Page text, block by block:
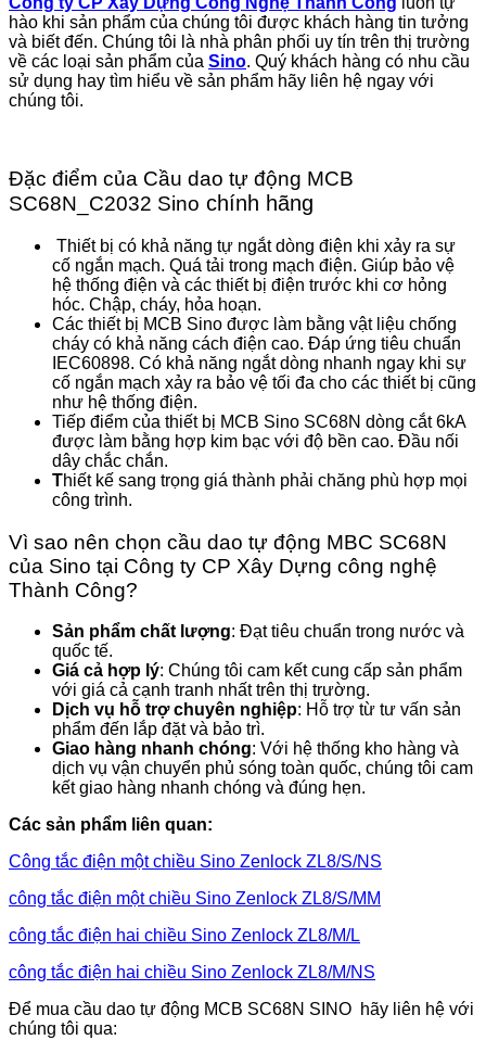
hào khi sản phẩm của chúng tôi được khách hàng tin tưởng
và biết đến. Chúng tôi là nhà phân phối uy tín trên thị trường
về các loại sản phẩm của Sino. Quý khách hàng có nhu cầu
sử dụng hay tìm hiểu về sản phẩm hãy liên hệ ngay với
chúng tôi.
Đặc điểm của Cầu dao tự động MCB
SC68N_C2032 Sino chính hãng
Thiết bị có khả năng tự ngắt dòng điện khi xảy ra sự
cố ngắn mạch. Quá tải trong mạch điện. Giúp bảo vệ
hệ thống điện và các thiết bị điện trước khi cơ hỏng
hóc. Chập, cháy, hỏa hoạn.
Các thiết bị MCB Sino được làm bằng vật liệu chống
cháy có khả năng cách điện cao. Đáp ứng tiêu chuẩn
IEC60898. Có khả năng ngắt dòng nhanh ngay khi sự
cố ngắn mạch xảy ra bảo vệ tối đa cho các thiết bị cũng
như hệ thống điện.
Tiếp điểm của thiết bị MCB Sino SC68N dòng cắt 6kA
được làm bằng hợp kim bạc với độ bền cao. Đầu nối
dây chắc chắn.
Thiết kế sang trọng giá thành phải chăng phù hợp mọi
công trình.
Vì sao nên chọn cầu dao tự động MBC SC68N
của Sino tại Công ty CP Xây Dựng công nghệ
Thành Công?
Sản phẩm chất lượng: Đạt tiêu chuẩn trong nước và
quốc tế.
Giá cả hợp lý: Chúng tôi cam kết cung cấp sản phẩm
với giá cả cạnh tranh nhất trên thị trường.
Dịch vụ hỗ trợ chuyên nghiệp: Hỗ trợ từ tư vấn sản
phẩm đến lắp đặt và bảo trì.
Giao hàng nhanh chóng: Với hệ thống kho hàng và
dịch vụ vận chuyển phủ sóng toàn quốc, chúng tôi cam
kết giao hàng nhanh chóng và đúng hẹn.
Các sản phẩm liên quan:
Công tắc điện một chiều Sino Zenlock ZL8/S/NS
công tắc điện một chiều Sino Zenlock ZL8/S/MM
công tắc điện hai chiều Sino Zenlock ZL8/M/L
công tắc điện hai chiều Sino Zenlock ZL8/M/NS
Để mua cầu dao tự động MCB SC68N SINO hãy liên hệ với
chúng tôi qua: